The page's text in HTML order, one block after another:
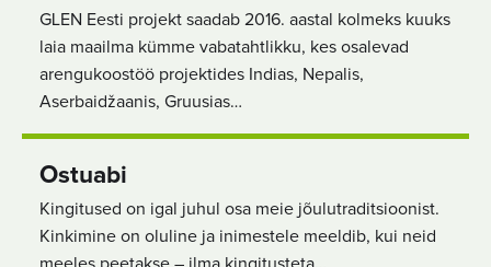
GLEN Eesti projekt saadab 2016. aastal kolmeks kuuks
laia maailma kümme vabatahtlikku, kes osalevad
arengukoostöö projektides Indias, Nepalis,
Aserbaidžaanis, Gruusias…
Ostuabi
Kingitused on igal juhul osa meie jõulutraditsioonist.
Kinkimine on oluline ja inimestele meeldib, kui neid